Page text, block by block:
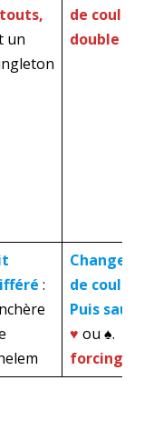
un
de couleur à
double saut
:
de couleur
Puis saut à 3
♥ ou ♠.
forcing